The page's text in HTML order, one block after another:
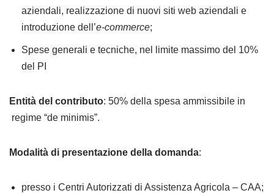
aziendali, realizzazione di nuovi siti web aziendali e
introduzione dell’e-commerce;
Spese generali e tecniche, nel limite massimo del 10%
del PI
Entità del contributo: 50% della spesa ammissibile in
regime “de minimis”.
Modalità di presentazione della domanda:
presso i Centri Autorizzati di Assistenza Agricola – CAA;